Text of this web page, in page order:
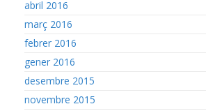
abril 2016
març 2016
febrer 2016
gener 2016
desembre 2015
novembre 2015